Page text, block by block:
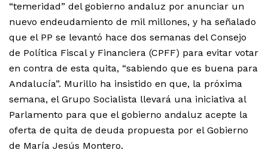
“temeridad” del gobierno andaluz por anunciar un
nuevo endeudamiento de mil millones, y ha señalado
que el PP se levantó hace dos semanas del Consejo
de Política Fiscal y Financiera (CPFF) para evitar votar
en contra de esta quita, “sabiendo que es buena para
Andalucía”. Murillo ha insistido en que, la próxima
semana, el Grupo Socialista llevará una iniciativa al
Parlamento para que el gobierno andaluz acepte la
oferta de quita de deuda propuesta por el Gobierno
de María Jesús Montero.